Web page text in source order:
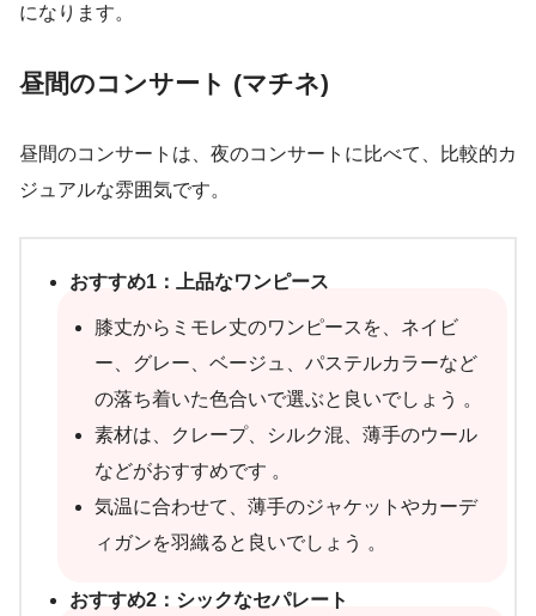
になります。
昼間のコンサート (マチネ)
昼間のコンサートは、夜のコンサートに比べて、比較的カ
ジュアルな雰囲気です。
おすすめ1：上品なワンピース
膝丈からミモレ丈のワンピースを、ネイビ
ー、グレー、ベージュ、パステルカラーなど
の落ち着いた色合いで選ぶと良いでしょう 。
素材は、クレープ、シルク混、薄手のウール
などがおすすめです 。
気温に合わせて、薄手のジャケットやカーデ
ィガンを羽織ると良いでしょう 。
おすすめ2：シックなセパレート